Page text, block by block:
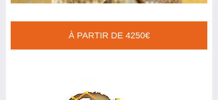
À PARTIR DE 4250€